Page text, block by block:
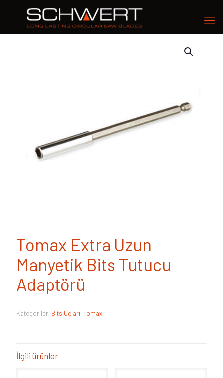
Tomax Extra Uzun
Manyetik Bits Tutucu
Adaptörü
Kategoriler: Bits Uçları, Tomax
İlgili ürünler